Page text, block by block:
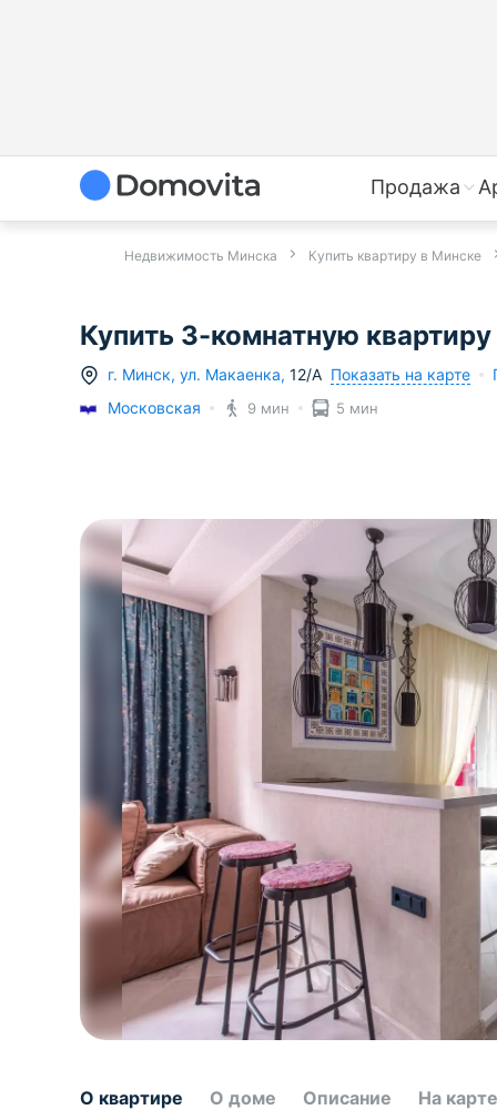
Продажа
Недвижимость Минска Купить квартиру в Минске
Купить 3-комнатную
г. Минск, ул. Макаенка, 12/А Показать на карте
Московская
9 мин 5 мин
О квартире О доме Описание На карте